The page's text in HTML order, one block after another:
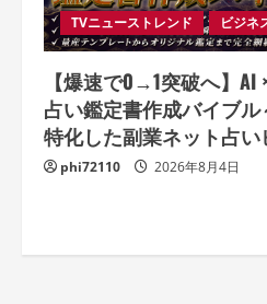
TVニューストレンド ビジネ
【爆速で0→1突破へ】AI
占い鑑定書作成バイブル
特化した副業ネット占い
phi72110 2026年8月4日